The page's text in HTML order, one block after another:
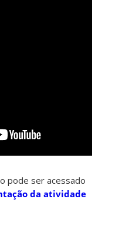
pode ser acessado
da atividade